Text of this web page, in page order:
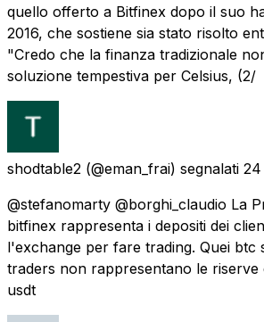
quello offerto a Bitfinex dopo il suo
2016, che sostiene sia stato risolto
"Credo che la finanza tradizionale
soluzione tempestiva per Celsius, (2/
shodtable2 (@eman_frai) segnalati 24
@stefanomarty @borghi_claudio La
bitfinex rappresenta i depositi dei
l'exchange per fare trading. Quei btc
traders non rappresentano le riserve
usdt